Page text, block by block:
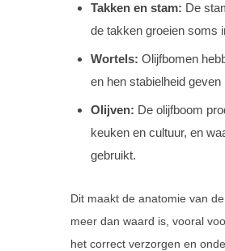
Takken en stam: De
de takken groeien soms
Wortels: Olijfbomen
en hen stabielheid
Olijven: De olijfboom
keuken en cultuur, en
gebruikt.
Dit maakt de anatomie van
meer dan waard is, vooral
het correct verzorgen en